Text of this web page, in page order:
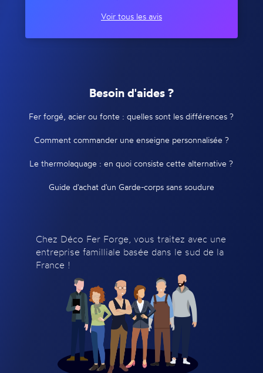
Voir tous les avis
Besoin d'aides ?
Fer forgé, acier ou fonte : quelles sont les différences ?
Comment commander une enseigne personnalisée ?
Le thermolaquage : en quoi consiste cette alternative ?
Guide d'achat d'un Garde-corps sans soudure
Chez Déco Fer Forge, vous traitez avec une
entreprise familliale basée dans le sud de la
France !